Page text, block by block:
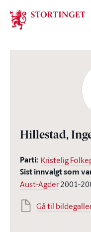
Stortinget.no
Hillestad,
Parti: Kristelig
Sist innvalgt som
Aust-Agder2001-
Gå til